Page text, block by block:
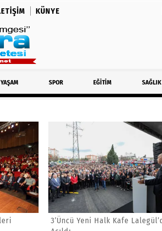
KÜNYE
YAŞAM SPOR EĞİTİM SAĞLIK
3’üncü Yeni Halk Kafe Lalegül’de